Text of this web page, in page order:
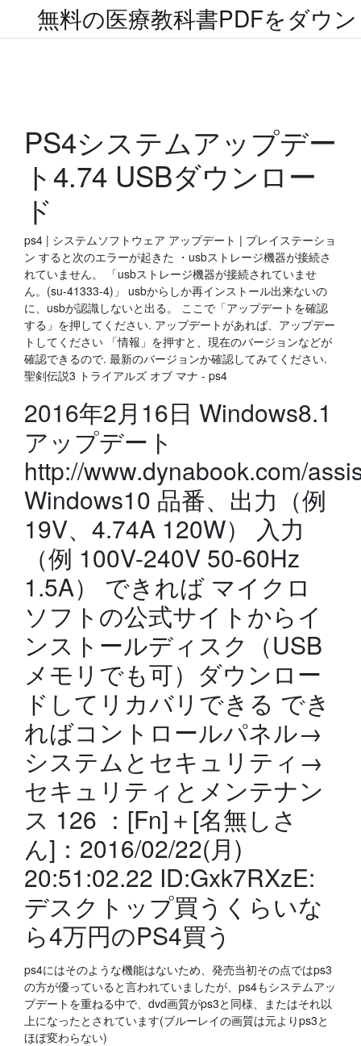
無料の医療教科書PDFをダウ
PS4システムアップデー
ト4.74 USBダウンロー
ド
ps4 | システムソフトウェア アップデート | プレイステーショ
ン すると次のエラーが起きた ・usbストレージ機器が接続さ
れていません。 「usbストレージ機器が接続されていませ
ん。(su-41333-4)」 usbからしか再インストール出来ないの
に、usbが認識しないと出る。 ここで「アップデートを確認
する」を押してください. アップデートがあれば、アップデー
トしてください 「情報」を押すと、現在のバージョンなどが
確認できるので. 最新のバージョンか確認してみてください.
聖剣伝説3 トライアルズ オブ マナ - ps4
2016年2月16日 Windows8.1
アップデート
http://www.dynabook.com/
Windows10 品番、出力（例
19V、4.74A 120W） 入力
（例 100V-240V 50-60Hz
1.5A） できれば マイクロ
ソフトの公式サイトからイ
ンストールディスク（USB
メモリでも可）ダウンロー
ドしてリカバリできる でき
ればコントロールパネル→
システムとセキュリティ→
セキュリティとメンテナン
ス 126 ：[Fn]＋[名無しさ
ん]：2016/02/22(月)
20:51:02.22 ID:Gxk7RXzE:
デスクトップ買うくらいな
ら4万円のPS4買う
ps4にはそのような機能はないため、発売当初その点ではps3
の方が優っていると言われていましたが、ps4もシステムアッ
プデートを重ねる中で、dvd画質がps3と同様、またはそれ以
上になったとされています(ブルーレイの画質は元よりps3と
ほぼ変わらない)